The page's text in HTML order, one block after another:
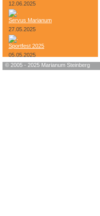
12.06.2025
Servus Marianum
27.05.2025
Sportfest 2025
05.05.2025
Bundesheer-Tag
© 2005 - 2025 Marianum Steinberg